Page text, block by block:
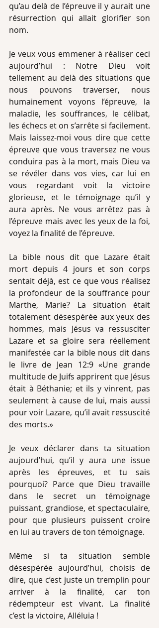
qu’au delà de l’épreuve il y aurait une
résurrection qui allait glorifier son
nom.
Je veux vous emmener à réaliser ceci
aujourd’hui : Notre Dieu voit
tellement au delà des situations que
nous pouvons traverser, nous
humainement voyons l’épreuve, la
maladie, les souffrances, le célibat,
les échecs et on s’arrête si facilement.
Mais laissez-moi vous dire que cette
épreuve que vous traversez ne vous
conduira pas à la mort, mais Dieu va
se révéler dans vos vies, car lui en
vous regardant voit la victoire
glorieuse, et le témoignage qu’il y
aura après. Ne vous arrêtez pas à
l’épreuve mais avec les yeux de la foi,
voyez la finalité de l’épreuve.
La bible nous dit que Lazare était
mort depuis 4 jours et son corps
sentait déjà, est ce que vous réalisez
la profondeur de la souffrance pour
Marthe, Marie? La situation était
totalement désespérée aux yeux des
hommes, mais Jésus va ressusciter
Lazare et sa gloire sera réellement
manifestée car la bible nous dit dans
le livre de Jean 12:9 «Une grande
multitude de Juifs apprirent que Jésus
était à Béthanie; et ils y vinrent, pas
seulement à cause de lui, mais aussi
pour voir Lazare, qu’il avait ressuscité
des morts.»
Je veux déclarer dans ta situation
aujourd’hui, qu’il y aura une issue
après les épreuves, et tu sais
pourquoi? Parce que Dieu travaille
dans le secret un témoignage
puissant, grandiose, et spectaculaire,
pour que plusieurs puissent croire
en lui au travers de ton témoignage.
Même si ta situation semble
désespérée aujourd’hui, choisis de
dire, que c’est juste un tremplin pour
arriver à la finalité, car ton
rédempteur est vivant. La finalité
c’est la victoire, Alléluia !